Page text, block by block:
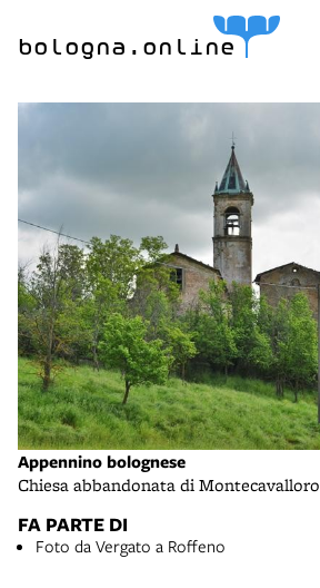
bologna.online
Appennino bolognese
Chiesa abbandonata di Montecavalloro
FA PARTE DI
Foto da Vergato a Roffeno